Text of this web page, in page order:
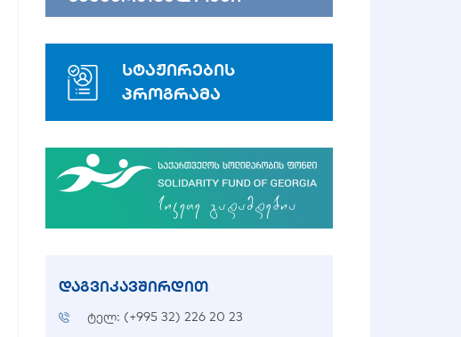
სტაჟირების
პროგრამა
დაგვიკავშირდით
ტელ: (+995 32) 226 20 23